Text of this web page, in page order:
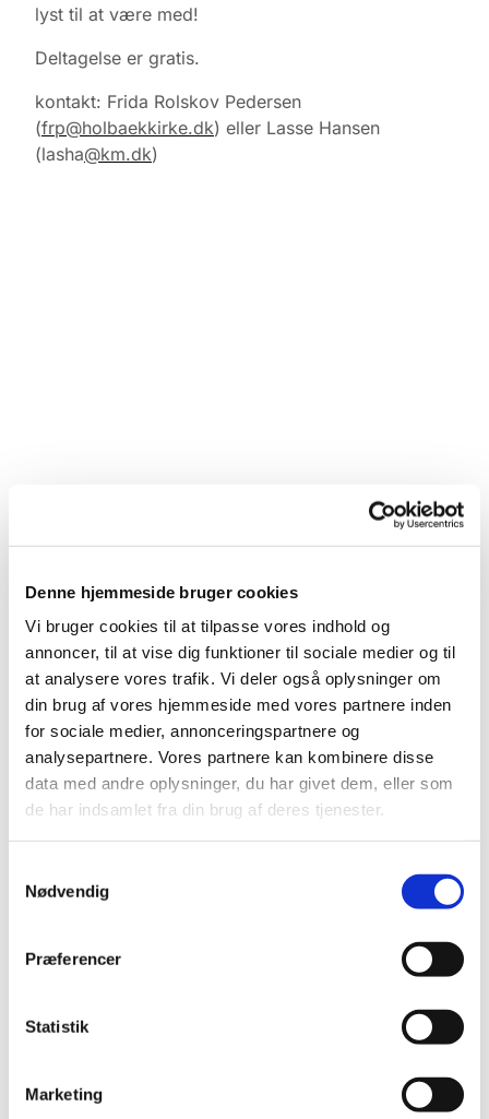
Denne hjemmeside bruger cookies
Vi bruger cookies til at tilpasse vores indhold og
annoncer, til at vise dig funktioner til sociale medier og til
at analysere vores trafik. Vi deler også oplysninger om
din brug af vores hjemmeside med vores partnere inden
for sociale medier, annonceringspartnere og
analysepartnere. Vores partnere kan kombinere disse
data med andre oplysninger, du har givet dem, eller som
de har indsamlet fra din brug af deres tjenester.
Nødvendig
Præferencer
Statistik
Marketing
lyst til at være med!
Deltagelse er gratis.
kontakt: Frida Rolskov Pedersen
(frp@holbaekkirke.dk) eller Lasse Hansen
(lasha@km.dk)